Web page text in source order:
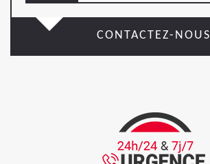
CONTACTEZ-NOUS